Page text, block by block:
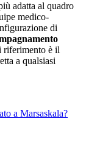
adatta al quadro
medico-
di
riferimento è il
a qualsiasi
a Marsaskala?